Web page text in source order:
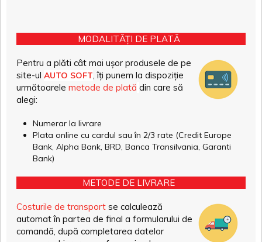
MODALITĂȚI DE PLATĂ
Pentru a plăti cât mai ușor produsele de pe
site-ul AUTO SOFT , îți punem la dispoziție
următoarele metode de plată din care să
alegi:
Numerar la livrare
Plata online cu cardul sau în 2/3 rate (Credit Europe
Bank, Alpha Bank, BRD, Banca Transilvania, Garanti
Bank)
METODE DE LIVRARE
Costurile de transport se calculează
automat în partea de final a formularului de
comandă, după completarea datelor